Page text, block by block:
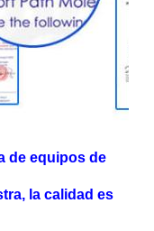
de equipos de
la calidad es